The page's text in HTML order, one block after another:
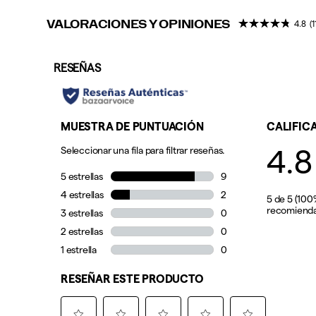
VALORACIONES Y OPINIONES 4.8